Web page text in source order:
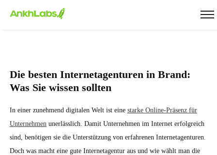
Die besten Internetagenturen in Brand:
Was Sie wissen sollten
In einer zunehmend digitalen Welt ist eine starke Online-Präsenz für
Unternehmen unerlässlich. Damit Unternehmen im Internet erfolgreich
sind, benötigen sie die Unterstützung von erfahrenen Internetagenturen.
Doch was macht eine gute Internetagentur aus und wie wählt man die